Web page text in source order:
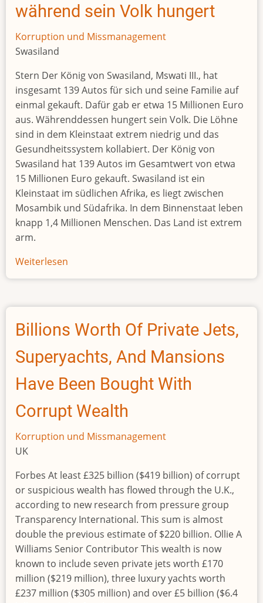
während sein Volk hungert
Korruption und Missmanagement
Swasiland
Stern Der König von Swasiland, Mswati III., hat
insgesamt 139 Autos für sich und seine Familie auf
einmal gekauft. Dafür gab er etwa 15 Millionen Euro
aus. Währenddessen hungert sein Volk. Die Löhne
sind in dem Kleinstaat extrem niedrig und das
Gesundheitssystem kollabiert. Der König von
Swasiland hat 139 Autos im Gesamtwert von etwa
15 Millionen Euro gekauft. Swasiland ist ein
Kleinstaat im südlichen Afrika, es liegt zwischen
Mosambik und Südafrika. In dem Binnenstaat leben
knapp 1,4 Millionen Menschen. Das Land ist extrem
arm.
Weiterlesen
König
Swasiland
kauft
19
Rolls-
Royce
und
120
BMW,
sein
Billions Worth Of Private Jets,
Superyachts, And Mansions
Have Been Bought With
Corrupt Wealth
Korruption und Missmanagement
UK
Forbes At least £325 billion ($419 billion) of corrupt
or suspicious wealth has flowed through the U.K.,
according to new research from pressure group
Transparency International. This sum is almost
double the previous estimate of $220 billion. Ollie A
Williams Senior Contributor This wealth is now
known to include seven private jets worth £170
million ($219 million), three luxury yachts worth
£237 million ($305 million) and over £5 billion ($6.4